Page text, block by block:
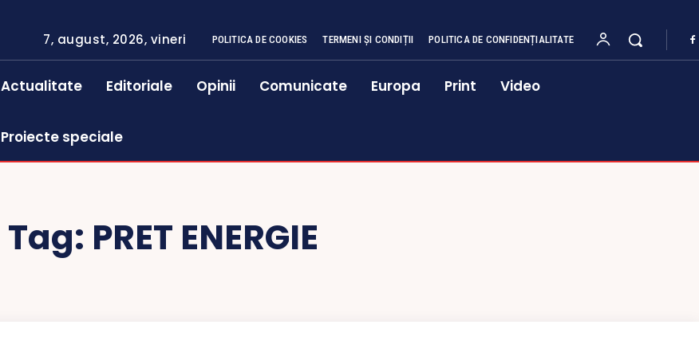
7, august, 2026, vineri POLITICA DE COOKIES TERMENI ȘI CONDIȚII POLITICA DE CONFIDENȚIALITATE
Actualitate Editoriale Opinii Comunicate Europa Print Video
Proiecte speciale
Tag: PRET ENERGIE